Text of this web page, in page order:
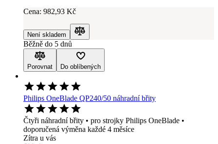
Cena: 982,93 Kč
Není skladem
Porovnat
Běžně do 5 dnů
Porovnat Do oblíbených
Philips OneBlade QP240/50 náhradní břity
Čtyři náhradní břity • pro strojky Philips OneBlade •
doporučená výměna každé 4 měsíce
Zítra u vás